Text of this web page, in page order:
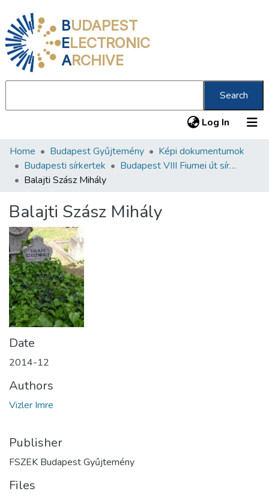
BUDAPEST
ELECTRONIC
ARCHIVE
Search
Log In (current)
Communities & Collections
All of DSpace
About us
Home Budapest Gyűjtemény
Képi dokumentumok
Budapesti sírkertek
Budapest VIII Fiumei út sírkert 2. rész
Balajti Szász Mihály
Balajti Szász Mihály
Date
2014-12
Authors
Vizler Imre
Publisher
FSZEK Budapest Gyűjtemény
Files